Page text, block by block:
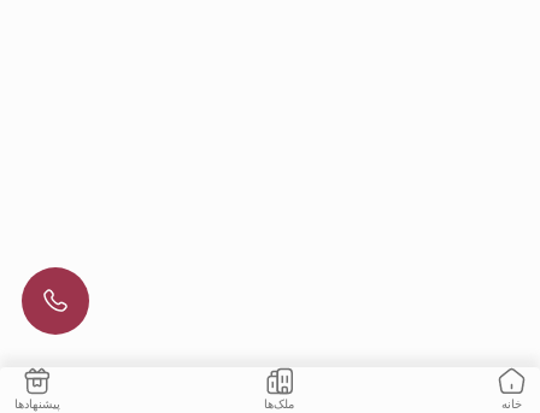
خانه ملک‌ها پیشنهادها